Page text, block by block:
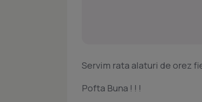
Servim rata alaturi de orez
Pofta Buna ! ! !